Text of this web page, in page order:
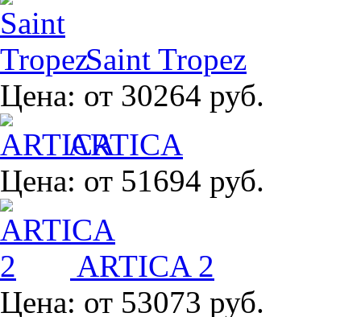
Saint Tropez
Цена: от 30264 руб.
ARTICA
Цена: от 51694 руб.
ARTICA 2
Цена: от 53073 руб.